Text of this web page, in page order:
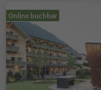
Online buchbar